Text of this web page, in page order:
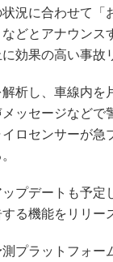
況に合わせて「
どとアナウン
効果の高い事故
析し、車線内を
ッセージなどで
ロセンサーが
プデートも予定
る機能をリリー
プラットフォー